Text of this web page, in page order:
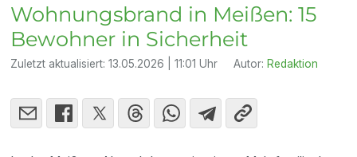
Wohnungsbrand in Meißen: 15
Bewohner in Sicherheit
Zuletzt aktualisiert:13.05.2026 | 11:01 Uhr Autor: Redaktion